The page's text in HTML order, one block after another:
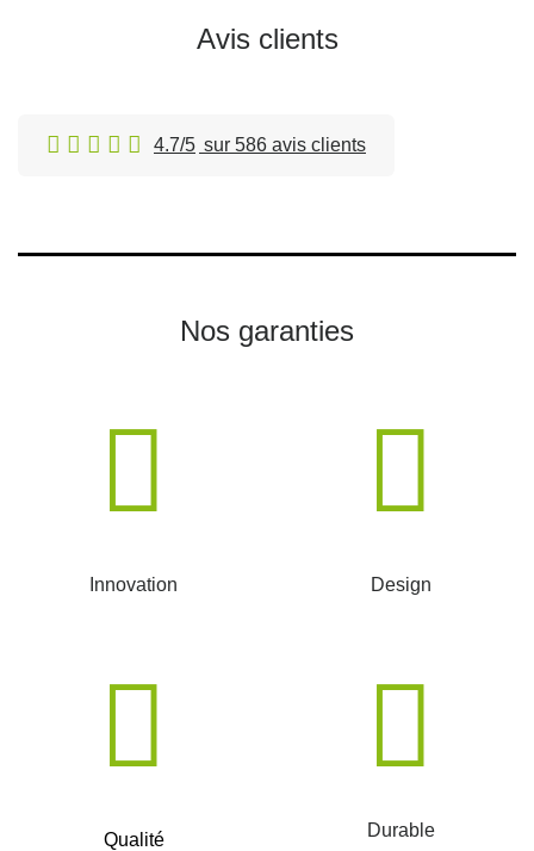
Avis clients
4.7/5 sur 586 avis clients
Nos garanties
Innovation Design
Qualité Durable